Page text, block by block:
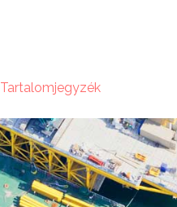
Tartalomjegyzék